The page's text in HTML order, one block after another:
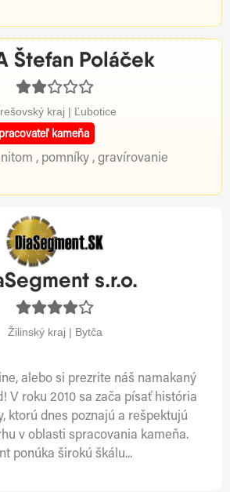
Štefan Poláček
kraj | Ľubotice
kameňa
, pomníky , gravírovanie
s.r.o.
Žilinský kraj | Bytča
alebo si prezrite náš namakaný
V roku 2010 sa zača písať história
ktorú dnes poznajú a rešpektujú
v oblasti spracovania kameňa.
ponúka širokú škálu...